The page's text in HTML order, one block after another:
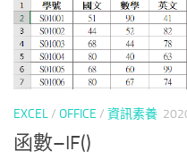
EXCEL/ OFFICE / 資訊素養
函數–IF()